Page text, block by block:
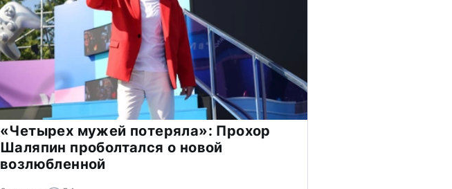
«Четырех мужей потеряла»: Прохор
Шаляпин проболтался о новой
возлюбленной